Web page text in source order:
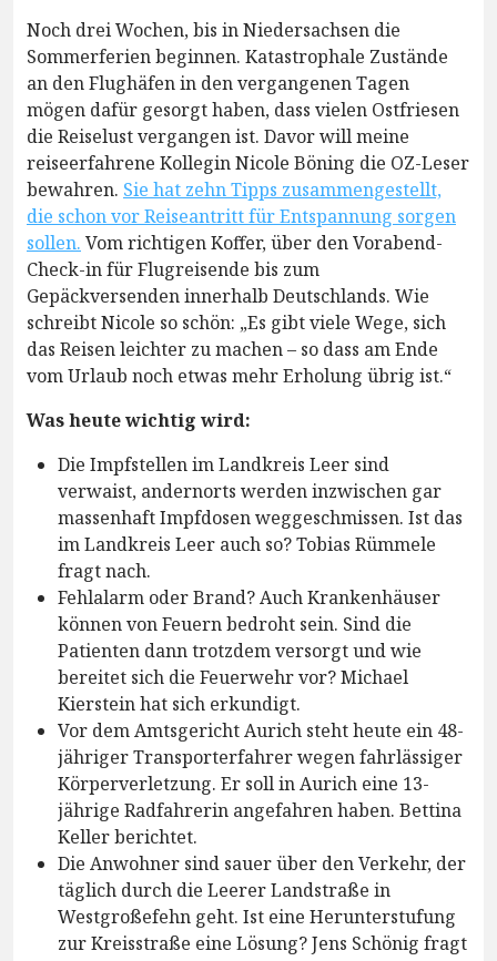
Noch drei Wochen, bis in Niedersachsen die
Sommerferien beginnen. Katastrophale Zustände
an den Flughäfen in den vergangenen Tagen
mögen dafür gesorgt haben, dass vielen Ostfriesen
die Reiselust vergangen ist. Davor will meine
reiseerfahrene Kollegin Nicole Böning die OZ-Leser
bewahren. Sie hat zehn Tipps zusammengestellt,
die schon vor Reiseantritt für Entspannung sorgen
sollen. Vom richtigen Koffer, über den Vorabend-
Check-in für Flugreisende bis zum
Gepäckversenden innerhalb Deutschlands. Wie
schreibt Nicole so schön: „Es gibt viele Wege, sich
das Reisen leichter zu machen – so dass am Ende
vom Urlaub noch etwas mehr Erholung übrig ist.“
Was heute wichtig wird:
Die Impfstellen im Landkreis Leer sind
verwaist, andernorts werden inzwischen gar
massenhaft Impfdosen weggeschmissen. Ist das
im Landkreis Leer auch so? Tobias Rümmele
fragt nach.
Fehlalarm oder Brand? Auch Krankenhäuser
können von Feuern bedroht sein. Sind die
Patienten dann trotzdem versorgt und wie
bereitet sich die Feuerwehr vor? Michael
Kierstein hat sich erkundigt.
Vor dem Amtsgericht Aurich steht heute ein 48-
jähriger Transporterfahrer wegen fahrlässiger
Körperverletzung. Er soll in Aurich eine 13-
jährige Radfahrerin angefahren haben. Bettina
Keller berichtet.
Die Anwohner sind sauer über den Verkehr, der
täglich durch die Leerer Landstraße in
Westgroßefehn geht. Ist eine Herunterstufung
zur Kreisstraße eine Lösung? Jens Schönig fragt